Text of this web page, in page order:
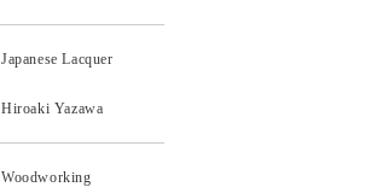
Japanese Lacquer
Hiroaki Yazawa
Woodworking